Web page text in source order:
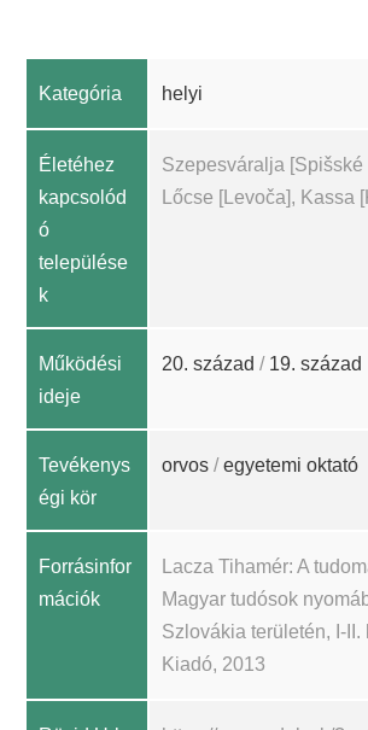
Kategória helyi
Életéhez
kapcsolód
ó
települése
k
Szepesváralja [Spišské
Lőcse [Levoča], Kassa
Működési
ideje
20. század / 19. század
Tevékenys
égi kör
orvos /egyetemi oktató
Forrásinfor
mációk
Lacza Tihamér: A
Magyar tudósok
Szlovákia területén, I-II.
Kiadó, 2013